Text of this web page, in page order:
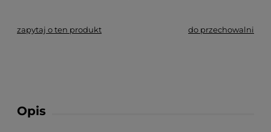
zapytaj o ten produkt do przechowalni
Opis